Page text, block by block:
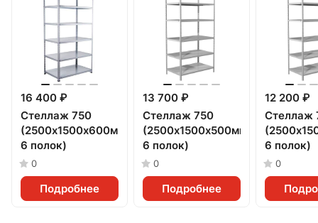
16 400 ₽
Стеллаж 750
(2500х1500х600мм,
6 полок)
0
Подробнее
13 700 ₽
Стеллаж 750
(2500х1500х500мм,
6 полок)
0
Подробнее
12 200 ₽
Стеллаж
6 полок)
0